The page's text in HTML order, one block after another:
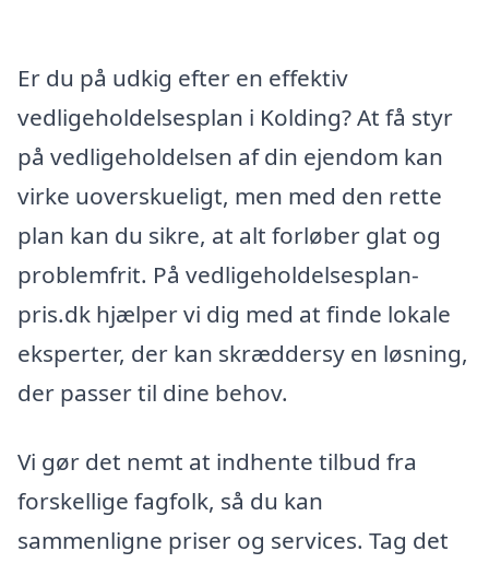
Er du på udkig efter en effektiv
vedligeholdelsesplan i Kolding? At få styr
på vedligeholdelsen af din ejendom kan
virke uoverskueligt, men med den rette
plan kan du sikre, at alt forløber glat og
problemfrit. På vedligeholdelsesplan-
pris.dk hjælper vi dig med at finde lokale
eksperter, der kan skræddersy en løsning,
der passer til dine behov.
Vi gør det nemt at indhente tilbud fra
forskellige fagfolk, så du kan
sammenligne priser og services. Tag det